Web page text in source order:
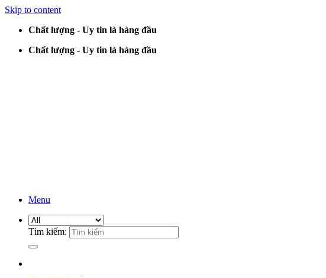
Skip to content
Chất lượng - Uy tin là hàng đầu
Chất lượng - Uy tin là hàng đầu
Menu
Tìm kiếm: